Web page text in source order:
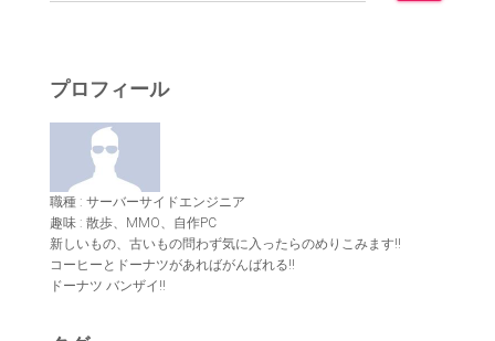
プロフィール
職種 : サーバーサイドエンジニア
趣味 : 散歩、MMO、自作PC
新しいもの、古いもの問わず気に入ったらのめりこみます!!
コーヒーとドーナツがあればがんばれる!!
ドーナツ バンザイ!!